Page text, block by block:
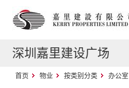
深圳嘉里建设广场
首页 物业 按类别分类 办公室